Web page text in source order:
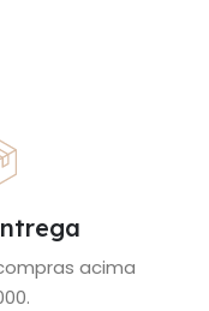
acima